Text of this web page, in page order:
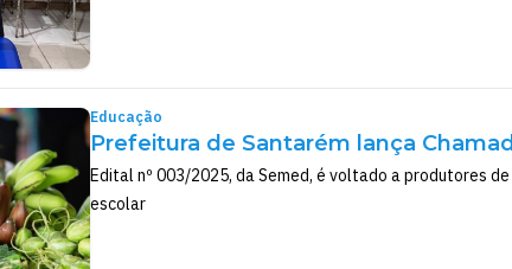
Educação
Prefeitura de Santarém lança
Edital nº 003/2025, da Semed, é voltado a produtores
escolar